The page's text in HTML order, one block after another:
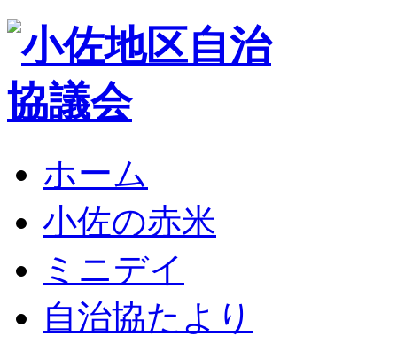
ホーム
小佐の赤米
ミニデイ
自治協たより